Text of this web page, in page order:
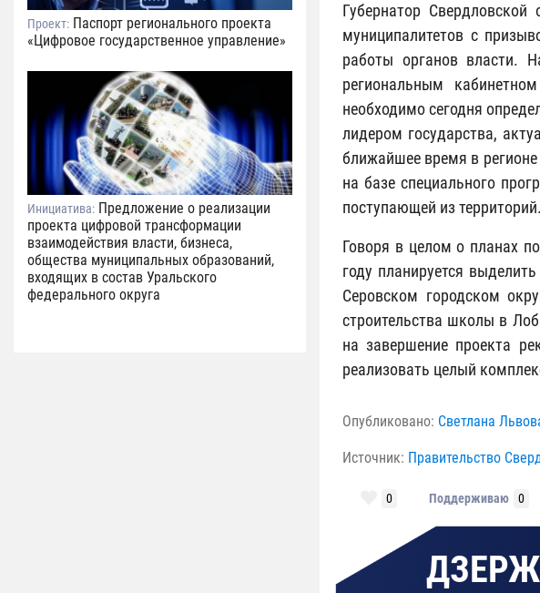
Проект: Паспорт регионального проекта
«Цифровое государственное управление»
Инициатива: Предложение о реализации
проекта цифровой трансформации
взаимодействия власти, бизнеса,
общества муниципальных образований,
входящих в состав Уральского
федерального округа
Губернатор
муниципалитетов с
работы органов власти.
региональным
необходимо сегодня
лидером государства,
ближайшее время в
на базе специального
поступающей из территорий.
Говоря в целом о планах
году планируется
Серовском городском
строительства школы в
на завершение проекта
реализовать целый
Опубликовано: Светлана
Источник: Правительство
0 Поддерживаю 0